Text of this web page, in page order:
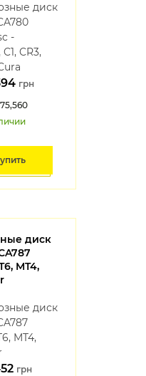
грн
диск
MT4,
грн